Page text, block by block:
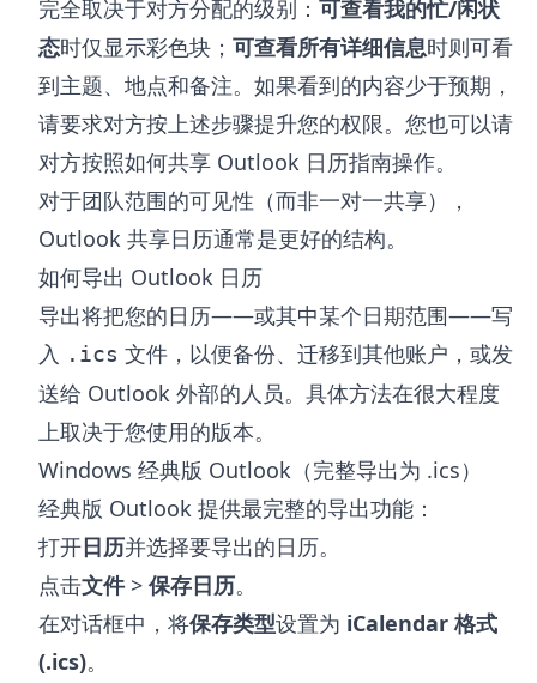
完全取决于对方分配的级别： 可查看我的忙/闲状
态时仅显示彩色块； 可查看所有详细信息时则可看
到主题、地点和备注。如果看到的内容少于预期，
请要求对方按上述步骤提升您的权限。您也可以请
对方按照如何共享 Outlook 日历指南操作。
对于团队范围的可见性（而非一对一共享），
Outlook 共享日历通常是更好的结构。
如何导出 Outlook 日历
导出将把您的日历——或其中某个日期范围——写
入 .ics 文件，以便备份、迁移到其他账户，或发
送给 Outlook 外部的人员。具体方法在很大程度
上取决于您使用的版本。
Windows 经典版 Outlook（完整导出为 .ics）
经典版 Outlook 提供最完整的导出功能：
打开日历并选择要导出的日历。
点击文件> 保存日历。
在对话框中，将保存类型设置为 iCalendar 格式
(.ics)。